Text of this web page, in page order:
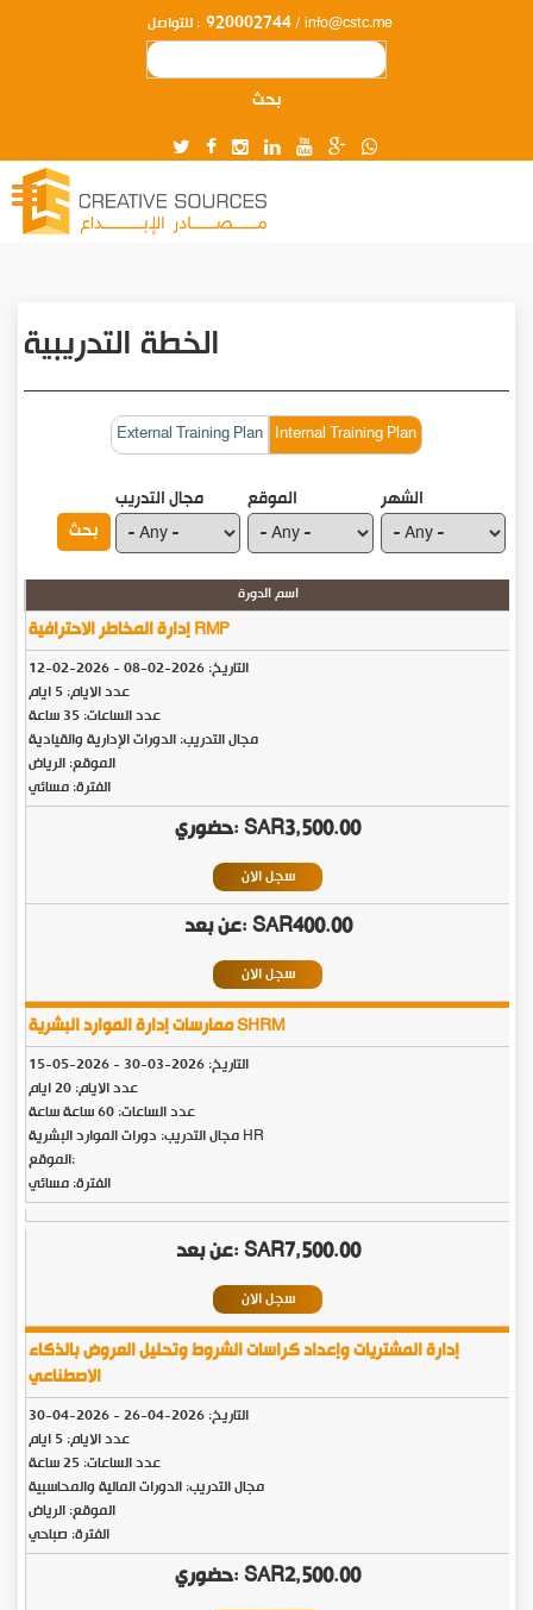
للتواصل : 920002744/ info@cstc.me
بحث
الخطة التدريبية
Internal Training Plan
External Training Plan
الشهر الموقع مجال التدريب
اسم الدورة
إدارة المخاطر الاحترافية RMP
التاريخ:2026-02-08
-
2026-02-12
عدد الايام: 5 ايام
عدد الساعات: 35 ساعة
مجال التدريب: الدورات الإدارية والقيادية
الموقع: الرياض
الفترة: مسائي
SAR3,500.00
سجل الان
SAR400.00
سجل الان
ممارسات إدارة الموارد البشرية SHRM
التاريخ:2026-03-30
-
2026-05-15
عدد الايام: 20 ايام
عدد الساعات: 60 ساعة ساعة
مجال التدريب: دورات الموارد البشرية HR
الموقع:
الفترة: مسائي
SAR7,500.00
سجل الان
إدارة المشتريات وإعداد كراسات الشروط وتحليل العروض بالذكاء
الاصطناعي
التاريخ:2026-04-26
-
2026-04-30
عدد الايام: 5 ايام
عدد الساعات: 25 ساعة
مجال التدريب: الدورات المالية والمحاسبية
الموقع: الرياض
الفترة: صباحي
SAR2,500.00